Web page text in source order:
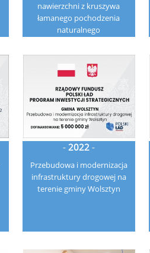
nawierzchni z kruszywa
łamanego pochodzenia
naturalnego
- 2022 -
Przebudowa i modernizacja
infrastruktury drogowej na
terenie gminy Wolsztyn